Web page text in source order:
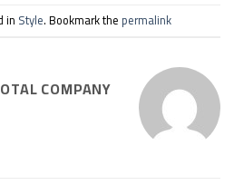
in Style. Bookmark the permalink
COMPANY